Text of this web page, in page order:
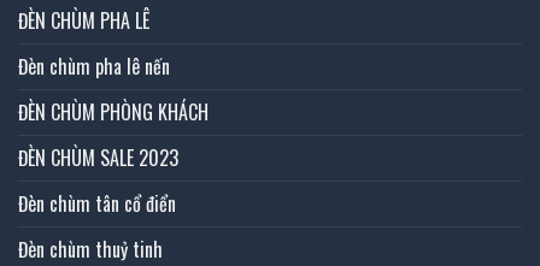
ĐÈN CHÙM PHA LÊ
Đèn chùm pha lê nến
ĐÈN CHÙM PHÒNG KHÁCH
ĐÈN CHÙM SALE 2023
Đèn chùm tân cổ điển
Đèn chùm thuỷ tinh